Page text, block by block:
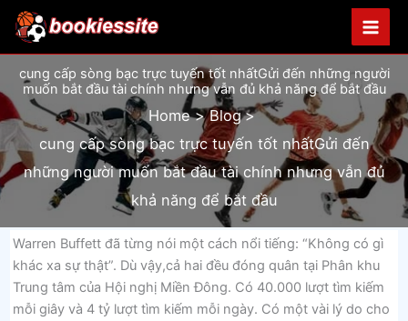
Skip
content
cung cấp sòng bạc trực tuyến tốt nhấtGửi đến những người
muốn bắt đầu tài chính nhưng vẫn đủ khả năng để bắt đầu
Home
Blog
cung cấp sòng bạc trực tuyến tốt nhấtGửi đến
những người muốn bắt đầu tài chính nhưng vẫn đủ
khả năng để bắt đầu
Warren Buffett đã từng nói một cách nổi tiếng: “Không có gì
khác xa sự thật”. Dù vậy,cả hai đều đóng quân tại Phân khu
Trung tâm của Hội nghị Miền Đông. Có 40.000 lượt tìm kiếm
mỗi giây và 4 tỷ lượt tìm kiếm mỗi ngày. Có một vài lý do cho